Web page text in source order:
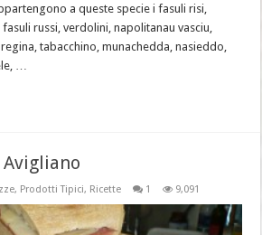
a queste specie i fasuli risi,
russi, verdolini, napolitanau vasciu,
tabacchino, munachedda, nasieddo,
…
Avigliano
, Prodotti Tipici, Ricette 1 9,091